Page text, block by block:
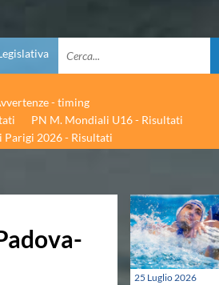
- timing
PN M. Mondiali U16 - Risultati
Parigi 2026 - Risultati
25 Luglio 2026